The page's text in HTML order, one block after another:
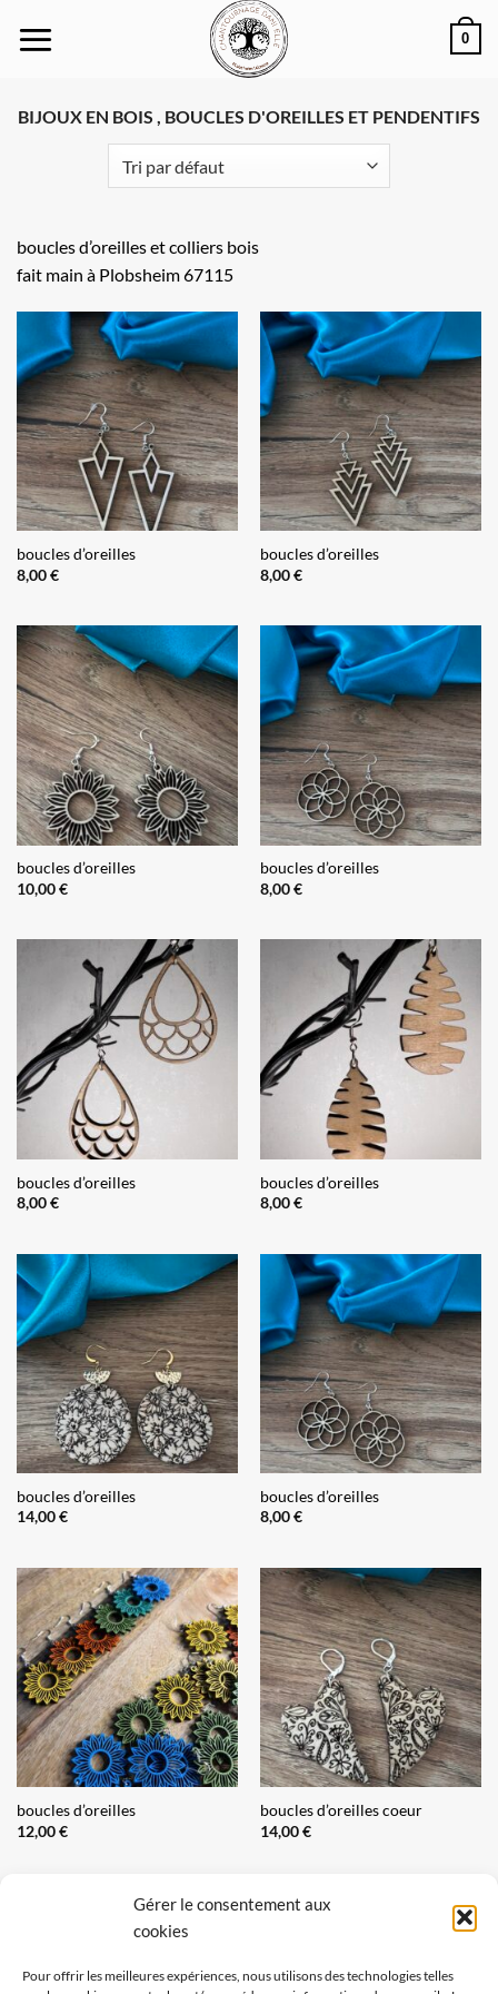
Gérer le consentement aux
cookies
Pour offrir les meilleures expériences, nous utilisons des technologies telles
0
BIJOUX EN BOIS , BOUCLES D'OREILLES ET PENDENTIFS
boucles d’oreilles et colliers bois
fait main à Plobsheim 67115
boucles d’oreilles
8,00€
boucles d’oreilles
8,00€
boucles d’oreilles
10,00€
boucles d’oreilles
8,00€
boucles d’oreilles
8,00€
boucles d’oreilles
8,00€
boucles d’oreilles
14,00€
boucles d’oreilles
8,00€
boucles d’oreilles
12,00€
boucles d’oreilles coeur
14,00€